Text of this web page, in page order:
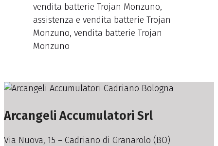
vendita batterie Trojan Monzuno,
assistenza e vendita batterie Trojan
Monzuno, vendita batterie Trojan
Monzuno
Arcangeli Accumulatori Srl
Via Nuova, 15 – Cadriano di Granarolo (BO)